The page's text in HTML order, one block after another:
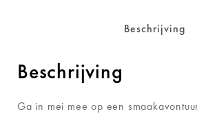
Beschrijving
Beschrijving
Ga in mei mee op een